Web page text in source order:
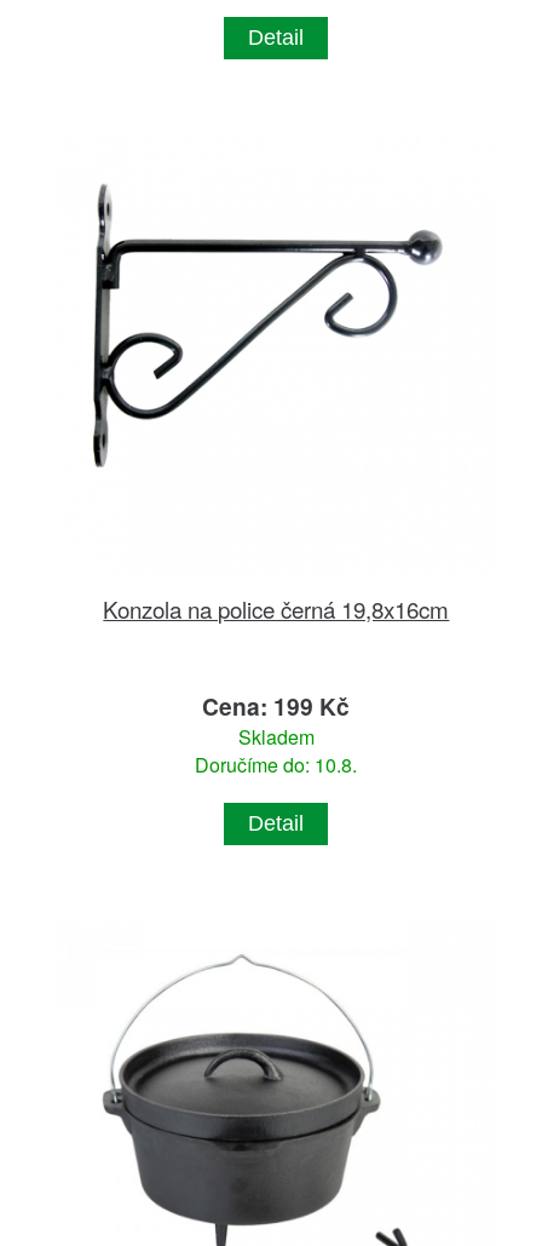
Detail
Konzola na police černá 19,8x16cm
Cena: 199 Kč
Skladem
Doručíme do: 10.8.
Detail